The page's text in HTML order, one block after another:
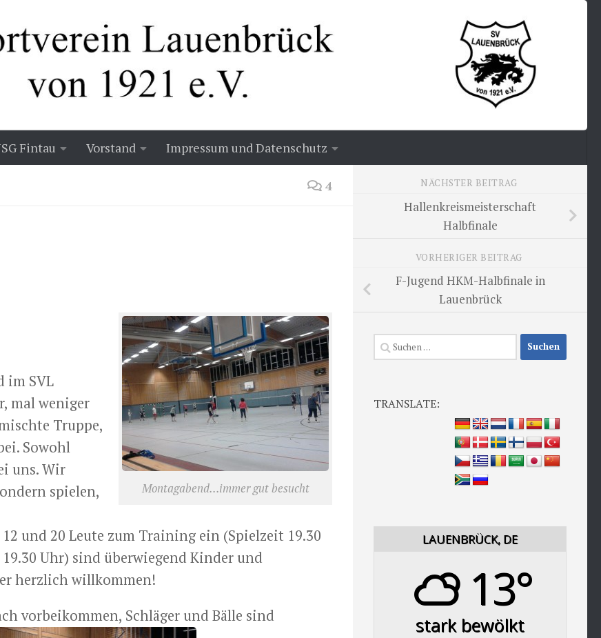
Fintau Vorstand Impressum und Datenschutz
4
Montagabend…immer gut besucht
im SVL
mal weniger
Truppe,
Sowohl
uns. Wir
spielen,
und 20 Leute zum Training ein (Spielzeit 19.30
Uhr) sind überwiegend Kinder und
herzlich willkommen!
vorbeikommen, Schläger und Bälle sind
NÄCHSTER BEITRAG
Hallenkreismeisterschaft
Halbfinale
VORHERIGER BEITRAG
F-Jugend HKM-Halbfinale in
Lauenbrück
Suchen
nach:
TRANSLATE:
LAUENBRÜCK, DE
13°
stark bewölkt